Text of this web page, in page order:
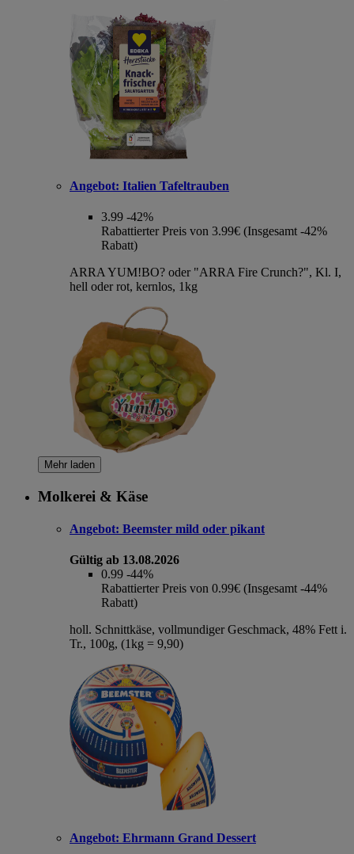
Angebot: Italien Tafeltrauben
3.99 -42%
Rabattierter Preis von 3.99€ (Insgesamt -42%
Rabatt)
ARRA YUM!BO? oder "ARRA Fire Crunch?", Kl. I,
hell oder rot, kernlos, 1kg
Mehr laden
Molkerei & Käse
Angebot: Beemster mild oder pikant
Gültig ab 13.08.2026
0.99 -44%
Rabattierter Preis von 0.99€ (Insgesamt -44%
Rabatt)
holl. Schnittkäse, vollmundiger Geschmack, 48% Fett i.
Tr., 100g, (1kg = 9,90)
Angebot: Ehrmann Grand Dessert